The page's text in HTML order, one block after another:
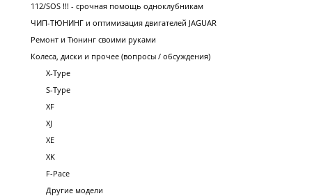
112/SOS !!! - срочная помощь одноклубникам
ЧИП-ТЮНИНГ и оптимизация двигателей JAGUAR
Ремонт и Тюнинг своими руками
Колеса, диски и прочее (вопросы / обсуждения)
X-Type
S-Type
XF
XJ
XE
XK
F-Pace
Другие модели